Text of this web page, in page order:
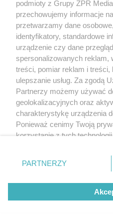
czy nadane przez ich
przypadku pepsyny
przewodzie
bakteriobójczego
Jest także niewielka
restrykcyjnych, które
nici DNA, w tym
mikroorganizmu, od
wyizolowano.
Międzynarodowa Unia
Molekularnej
enzymów oraz podzieliła
ujednolicenia
podmioty z Grupy ZPR
przechowujemy informacje
przetwarzamy dane
identyfikatory, standardowe
urządzenie czy dane
spersonalizowanych reklam,
treści, pomiar reklam i treści,
ulepszanie usług. Za zgodą
Partnerzy możemy używać
geolokalizacyjnych oraz
charakterystykę urządzenia
Ponieważ cenimy Twoją
korzystanie z tych
zmienić/wycofać klikając
znajdujący się w lewym
rodzaje przetwarzania
użytkownika, ale masz
przetwarzaniu. Preferencje
PARTNERZY